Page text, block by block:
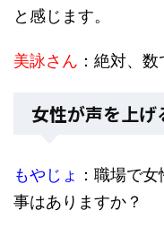
と感じます。
美詠さん ：絶対、
女性が声を上
もやじょ ：職場で
事はありますか？